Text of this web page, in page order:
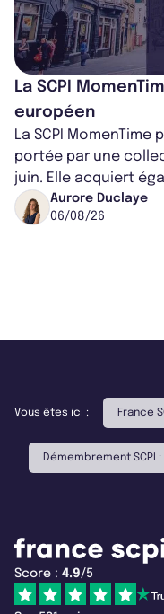
La SCPI
européen
La SCPI
portée par une
juin. Elle acquiert
Worcester, place
Aurore Duclaye
06/08/26
Vous êtes ici : France
Démembrement SCPI
Score : 4.9/5